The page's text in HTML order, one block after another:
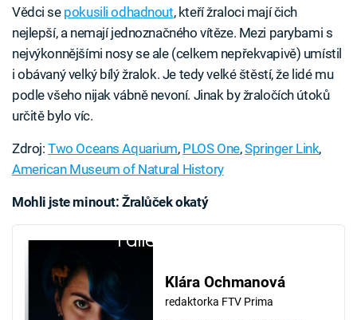
Vědci se pokusili odhadnout, kteří žraloci mají čich
nejlepší, a nemají jednoznačného vítěze. Mezi parybami s
nejvýkonnějšími nosy se ale (celkem nepřekvapivě) umístil
i obávaný velký bílý žralok. Je tedy velké štěstí, že lidé mu
podle všeho nijak vábně nevoní. Jinak by žraločích útoků
určitě bylo víc.
Zdroj:Two Oceans Aquarium, PLOS One,Springer Link,
American Museum of Natural History
Mohli jste minout: Žralůček okatý
Failed to fetch
Klára Ochmanová
redaktorka FTV Prima